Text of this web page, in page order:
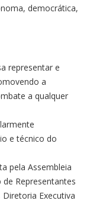
democrática,
representar e
a
a qualquer
e técnico do
pela Assembleia
de Representantes
Diretoria Executiva